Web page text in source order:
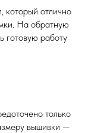
который отлично
На обратную
готовую работу
только
вышивки —